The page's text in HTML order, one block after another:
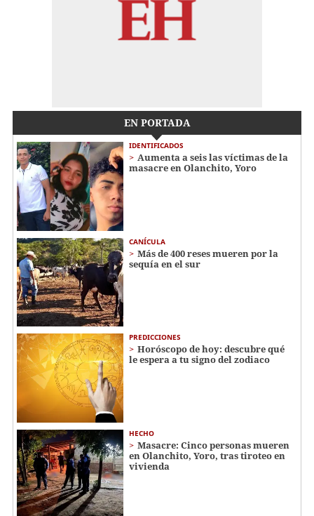
EN PORTADA
IDENTIFICADOS
Aumenta a seis las víctimas de la
masacre en Olanchito, Yoro
CANÍCULA
Más de 400 reses mueren por la
sequía en el sur
PREDICCIONES
Horóscopo de hoy: descubre qué
le espera a tu signo del zodiaco
HECHO
Masacre: Cinco personas mueren
en Olanchito, Yoro, tras tiroteo en
vivienda